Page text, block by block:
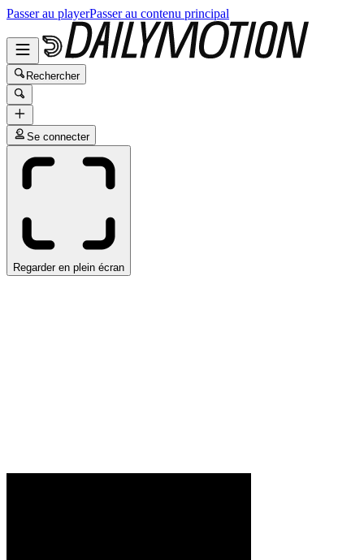
Passer au playerPasser au contenu principal
Rechercher
Se connecter
Regarder en plein écran